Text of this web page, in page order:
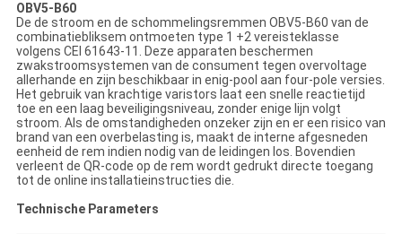
OBV5-B60
De de stroom en de schommelingsremmen OBV5-B60 van de
combinatiebliksem ontmoeten type 1 +2 vereisteklasse
volgens CEI 61643-11. Deze apparaten beschermen
zwakstroomsystemen van de consument tegen overvoltage
allerhande en zijn beschikbaar in enig-pool aan four-pole versies.
Het gebruik van krachtige varistors laat een snelle reactietijd
toe en een laag beveiligingsniveau, zonder enige lijn volgt
stroom. Als de omstandigheden onzeker zijn en er een risico van
brand van een overbelasting is, maakt de interne afgesneden
eenheid de rem indien nodig van de leidingen los. Bovendien
verleent de QR-code op de rem wordt gedrukt directe toegang
tot de online installatieinstructies die.
Technische Parameters